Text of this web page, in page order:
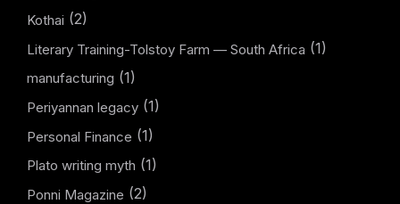
Kothai (2)
Literary Training-Tolstoy Farm — South Africa (1)
manufacturing (1)
Periyannan legacy (1)
Personal Finance (1)
Plato writing myth (1)
Ponni Magazine (2)